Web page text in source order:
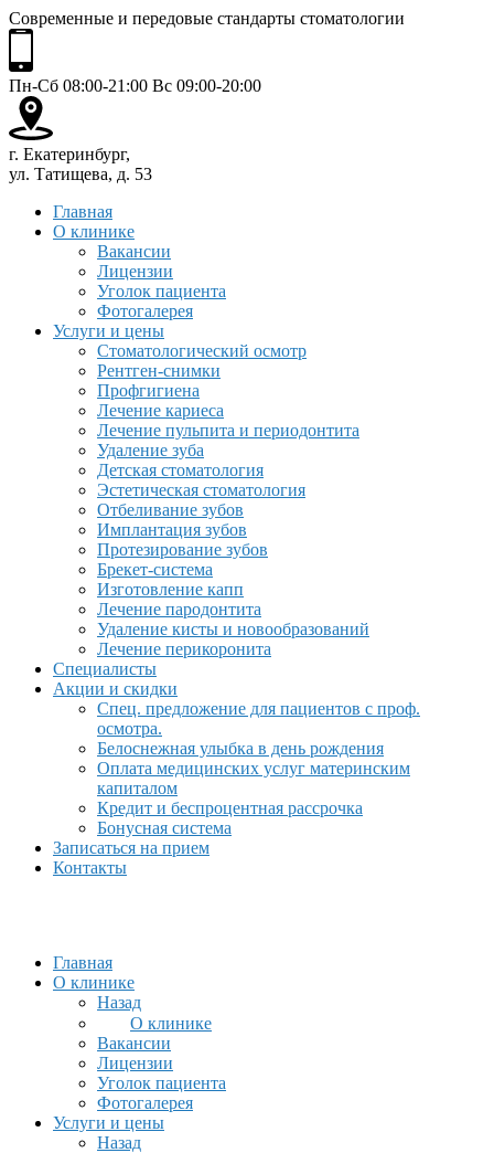
Современные и передовые стандарты стоматологии
Пн-Сб 08:00-21:00 Вс 09:00-20:00
г. Екатеринбург,
ул. Татищева, д. 53
Главная
О клинике
Вакансии
Лицензии
Уголок пациента
Фотогалерея
Услуги и цены
Стоматологический осмотр
Рентген-снимки
Профгигиена
Лечение кариеса
Лечение пульпита и периодонтита
Удаление зуба
Детская стоматология
Эстетическая стоматология
Отбеливание зубов
Имплантация зубов
Протезирование зубов
Брекет-система
Изготовление капп
Лечение пародонтита
Удаление кисты и новообразований
Лечение перикоронита
Специалисты
Акции и скидки
Спец. предложение для пациентов с проф.
осмотра.
Белоснежная улыбка в день рождения
Оплата медицинских услуг материнским
капиталом
Кредит и беспроцентная рассрочка
Бонусная система
Записаться на прием
Контакты
Главная
О клинике
Назад
О клинике
Вакансии
Лицензии
Уголок пациента
Фотогалерея
Услуги и цены
Назад